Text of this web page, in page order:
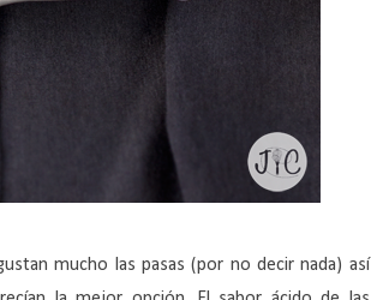
mucho las pasas (por no decir nada) así